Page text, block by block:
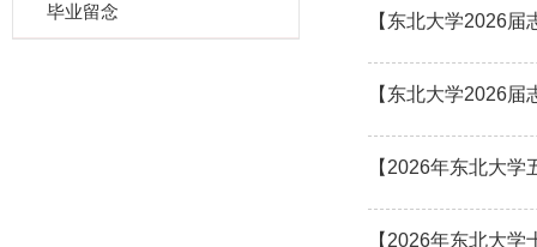
毕业留念 【东北大学2026
【东北大学2026
【2026年东北大
【2026年东北大